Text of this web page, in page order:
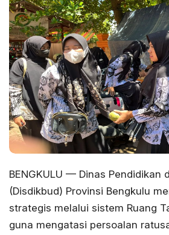
BENGKULU — Dinas Pendidikan
(Disdikbud) Provinsi Bengkulu
strategis melalui sistem Ruang
guna mengatasi persoalan